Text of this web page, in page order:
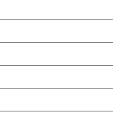
ายฝักบัวยาว 120 ซม. ด้
พร้อมขอแขวนกำแพง
ารกัดกร่อน มีความเงาง
ดันน้ำ ทั้งชุดเป็นสีโครเมี่ย
ยน้ำให้ไหลออกจากท่อน
มเสียหายได้ หากตรวจพบ
โยกสินค้าแรงๆ